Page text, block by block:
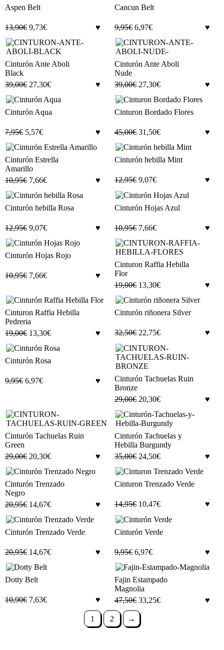
Aspen Belt
13,90€ 9,73€
Cancun Belt
9,95€ 6,97€
Cinturón Ante Aboli
Black
39,00€ 27,30€
Cinturón Ante Aboli
Nude
39,00€ 27,30€
Cinturón Aqua
7,95€ 5,57€
Cinturon Bordado Flores
45,00€ 31,50€
Cinturón Estrella
Amarillo
10,95€ 7,66€
Cinturón hebilla Mint
12,95€ 9,07€
Cinturón hebilla Rosa
12,95€ 9,07€
Cinturón Hojas Azul
10,95€ 7,66€
Cinturón Hojas Rojo
10,95€ 7,66€
Cinturon Raffia Hebilla
Flor
19,00€ 13,30€
Cinturon Raffia Hebilla
Pedreria
19,00€ 13,30€
Cinturón riñonera Silver
32,50€ 22,75€
Cinturón Rosa
9,95€ 6,97€
Cinturón Tachuelas Ruin
Bronze
29,00€ 20,30€
Cinturón Tachuelas Ruin
Green
29,00€ 20,30€
Cinturón Tachuelas y
Hebilla Burgundy
35,00€ 24,50€
Cinturón Trenzado
Negro
20,95€ 14,67€
Cinturon Trenzado Verde
14,95€ 10,47€
Cinturón Trenzado Verde
20,95€ 14,67€
Cinturón Verde
9,95€ 6,97€
Dotty Belt
10,90€ 7,63€
Fajin Estampado
Magnolia
47,50€ 33,25€
1 2 →